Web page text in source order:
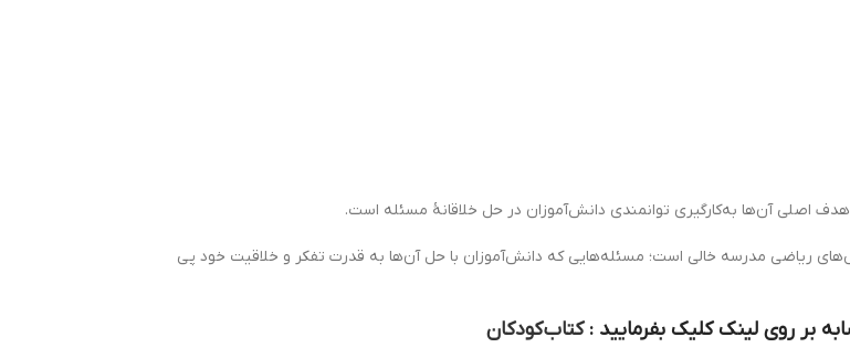
اصلی آن‌ها به‌کارگیری توانمندی دانش‌آموزان در حل خلاقانۀ مسئله است.
ریاضی مدرسه خالی است؛ مسئله‌هایی که دانش‌آموزان با حل آن‌ها به قدرت تفکر و خلاقیت خود پی
بر روی لینک کلیک بفرمایید :کتاب کودکان